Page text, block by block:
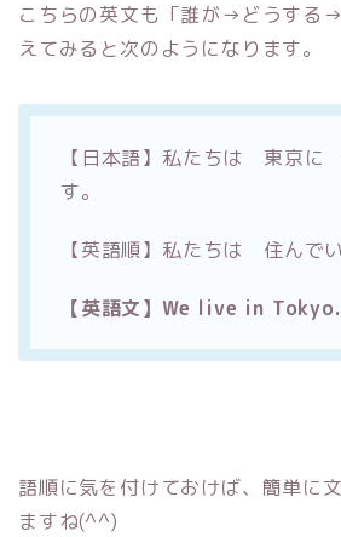
こちらの英文も「誰が→どうする
えてみると次のようになります。
【日本語】私たちは 東京に
す。
【英語順】私たちは 住んで
【英語文】We live in Tokyo.
語順に気を付けておけば、簡単に
ますね(^^)